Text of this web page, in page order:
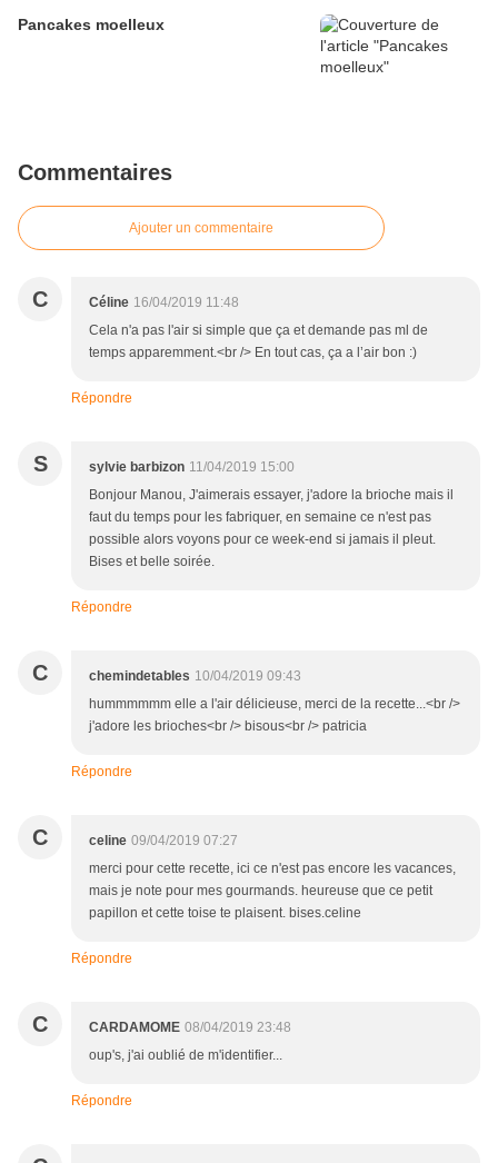
Pancakes moelleux
Commentaires
Ajouter un commentaire
C Céline 16/04/2019 11:48
Cela n'a pas l'air si simple que ça et demande pas ml de
temps apparemment.<br /> En tout cas, ça a l’air bon :)
Répondre
S sylvie barbizon 11/04/2019 15:00
Bonjour Manou, J'aimerais essayer, j'adore la brioche mais il
faut du temps pour les fabriquer, en semaine ce n'est pas
possible alors voyons pour ce week-end si jamais il pleut.
Bises et belle soirée.
Répondre
C chemindetables 10/04/2019 09:43
hummmmmm elle a l'air délicieuse, merci de la recette...<br />
j'adore les brioches<br /> bisous<br /> patricia
Répondre
C celine 09/04/2019 07:27
merci pour cette recette, ici ce n'est pas encore les vacances,
mais je note pour mes gourmands. heureuse que ce petit
papillon et cette toise te plaisent. bises.celine
Répondre
C CARDAMOME 08/04/2019 23:48
oup's, j'ai oublié de m'identifier...
Répondre